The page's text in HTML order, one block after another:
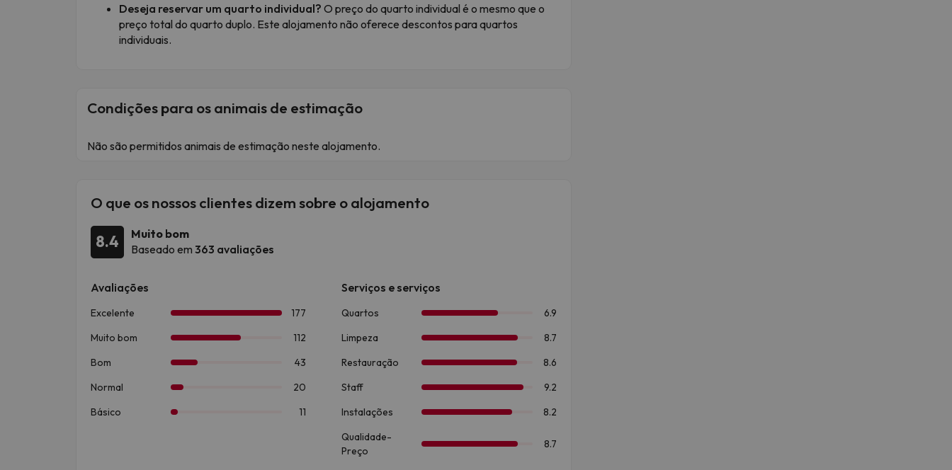
Deseja reservar um quarto individual? O preço do quarto individual é o mesmo que o
preço total do quarto duplo. Este alojamento não oferece descontos para quartos
individuais.
Condições para os animais de estimação
Não são permitidos animais de estimação neste alojamento.
O que os nossos clientes dizem sobre o alojamento
8.4
Muito bom
Baseado em 363 avaliações